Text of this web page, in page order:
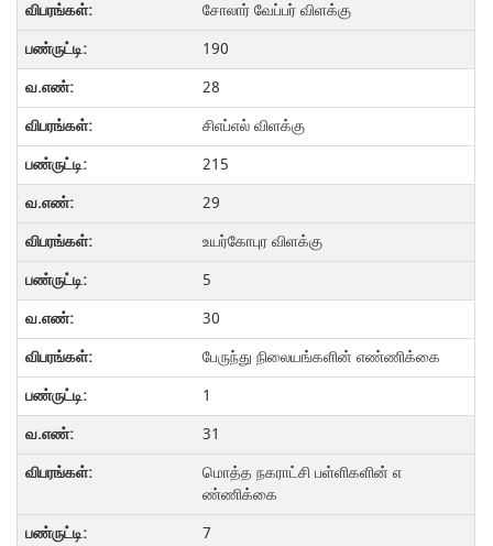
சோலார் வேப்பர் விளக்கு
190
28
சிஎப்எல் விளக்கு
215
29
உயர்கோபுர விளக்கு
5
30
பேருந்து நிலையங்களின் எண்ணிக்கை
1
31
மொத்த நகராட்சி பள்ளிகளின் எ
ண்ணிக்கை
7